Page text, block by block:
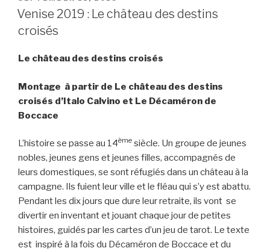
n
k
r
A
p
M
a
o
o
ON
Venise 2019 : Le château des destins
croisés
Le château des destins croisés
Montage à partir de Le château des destins
croisés d’Italo Calvino et Le Décaméron de
Boccace
L’histoire se passe au 14ème siècle. Un groupe de jeunes
nobles, jeunes gens et jeunes filles, accompagnés de
leurs domestiques, se sont réfugiés dans un château à la
campagne. Ils fuient leur ville et le fléau qui s’y est abattu.
Pendant les dix jours que dure leur retraite, ils vont se
divertir en inventant et jouant chaque jour de petites
histoires, guidés par les cartes d’un jeu de tarot. Le texte
est inspiré à la fois du Décaméron de Boccace et du